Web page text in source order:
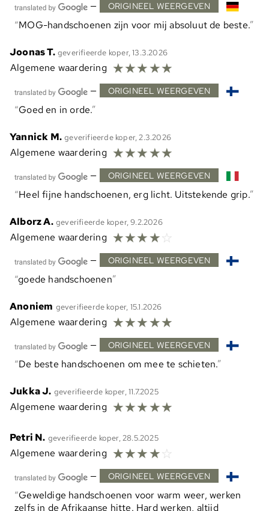
— ORIGINEEL WEERGEVEN
MOG-handschoenen zijn voor mij absoluut de beste.
Joonas T. geverifieerde koper, 13.3.2026
Algemene waardering ☆☆☆☆☆
— ORIGINEEL WEERGEVEN
Goed en in orde.
Yannick M. geverifieerde koper, 2.3.2026
Algemene waardering ☆☆☆☆☆
— ORIGINEEL WEERGEVEN
Heel fijne handschoenen, erg licht. Uitstekende grip.
Alborz A. geverifieerde koper, 9.2.2026
Algemene waardering ☆☆☆☆☆
— ORIGINEEL WEERGEVEN
goede handschoenen
Anoniem geverifieerde koper, 15.1.2026
Algemene waardering ☆☆☆☆☆
— ORIGINEEL WEERGEVEN
De beste handschoenen om mee te schieten.
Jukka J. geverifieerde koper, 11.7.2025
Algemene waardering ☆☆☆☆☆
Petri N. geverifieerde koper, 28.5.2025
Algemene waardering ☆☆☆☆☆
— ORIGINEEL WEERGEVEN
Geweldige handschoenen voor warm weer, werken
zelfs in de Afrikaanse hitte. Hard werken, altijd